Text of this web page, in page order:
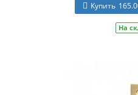
Купить
На